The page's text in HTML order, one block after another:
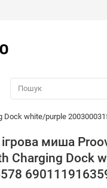
white/purple
миша
Charging Dock